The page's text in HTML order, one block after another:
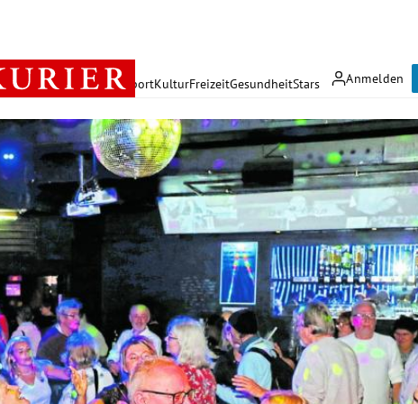
Anmelden
PolitikWirtschaft SportKulturFreizeitGesundheitStars